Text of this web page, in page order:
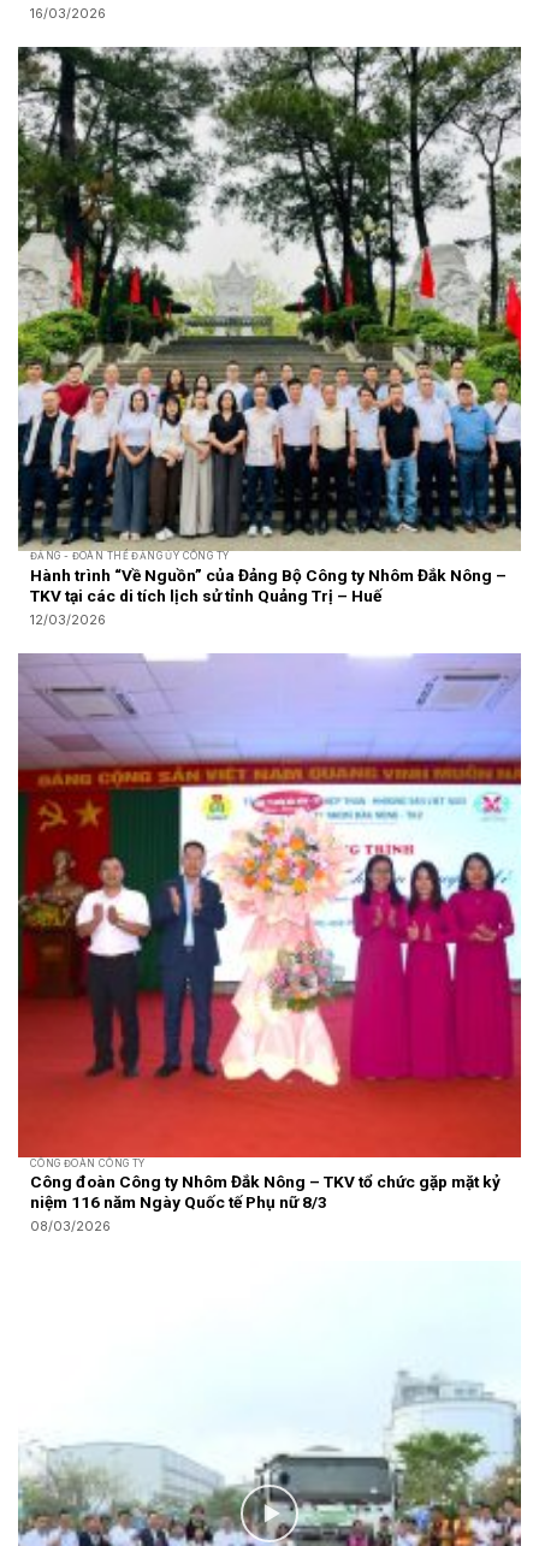
16/03/2026
ĐẢNG - ĐOÀN THỂ ĐẢNG ỦY CÔNG TY
Hành trình “Về Nguồn” của Đảng Bộ Công ty Nhôm Đắk Nông –
TKV tại các di tích lịch sử tỉnh Quảng Trị – Huế
12/03/2026
CÔNG ĐOÀN CÔNG TY
Công đoàn Công ty Nhôm Đắk Nông – TKV tổ chức gặp mặt kỷ
niệm 116 năm Ngày Quốc tế Phụ nữ 8/3
08/03/2026